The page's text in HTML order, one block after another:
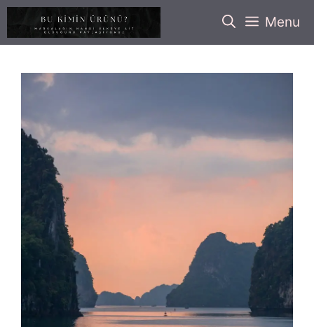
İçeriğe
Menu